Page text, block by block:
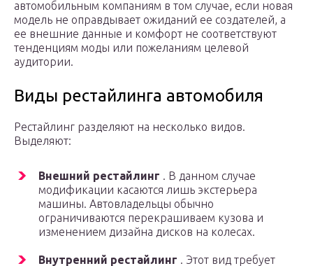
автомобильным компаниям в том случае, если новая
модель не оправдывает ожиданий ее создателей, а
ее внешние данные и комфорт не соответствуют
тенденциям моды или пожеланиям целевой
аудитории.
Виды рестайлинга автомобиля
Рестайлинг разделяют на несколько видов.
Выделяют:
Внешний рестайлинг . В данном случае
модификации касаются лишь экстерьера
машины. Автовладельцы обычно
ограничиваются перекрашиваем кузова и
изменением дизайна дисков на колесах.
Внутренний рестайлинг . Этот вид требует